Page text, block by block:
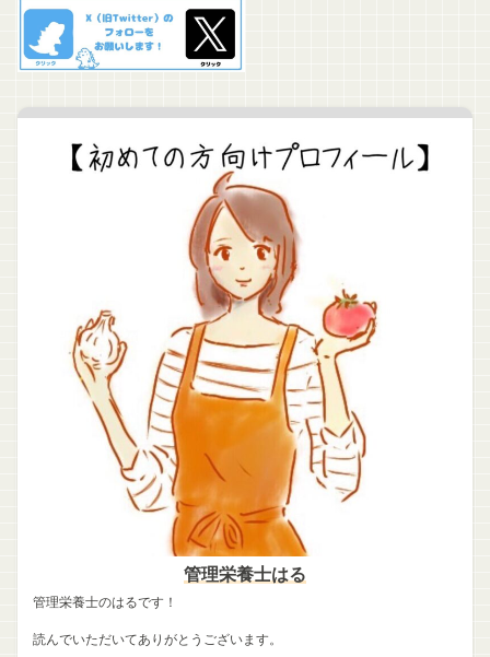
管理栄養士はる
管理栄養士のはるです！
読んでいただいてありがとうございます。